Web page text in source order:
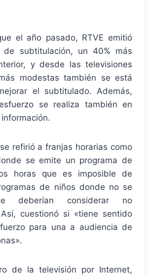
el año pasado, RTVE emitió
de subtitulación, un 40% más
y desde las televisiones
modestas también se está
el subtitulado. Además,
se realiza también en
refirió a franjas horarias como
se emite un programa de
horas que es imposible de
de niños donde no se
deberían considerar no
cuestionó si «tiene sentido
para una a audiencia de
de la televisión por Internet,